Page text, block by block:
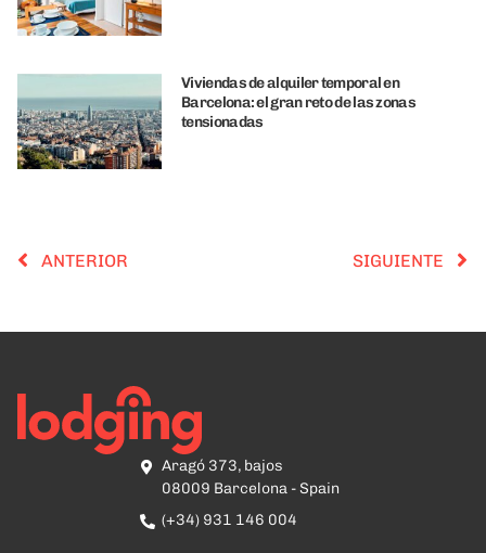
Viviendas de alquiler temporal en
Barcelona: el gran reto de las zonas
tensionadas
ANTERIOR SIGUIENTE
Aragó 373, bajos
08009 Barcelona - Spain
(+34) 931 146 004